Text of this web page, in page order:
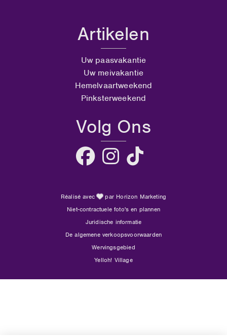
Artikelen
Uw paasvakantie
Uw meivakantie
Hemelvaartweekend
Pinksterweekend
Volg Ons
Réalisé avec
par Horizon Marketing
Niet-contractuele foto's en plannen
Juridische informatie
De algemene verkoopsvoorwaarden
Wervingsgebied
Yelloh! Village